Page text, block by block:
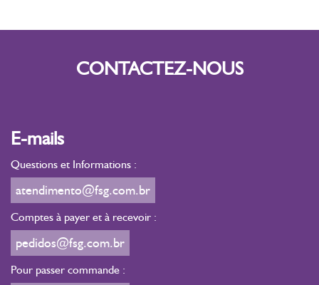
CONTACTEZ-NOUS
E-mails
Questions et Informations :
atendimento@fsg.com.br
Comptes à payer et à recevoir :
pedidos@fsg.com.br
Pour passer commande :